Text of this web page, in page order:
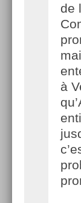
de
à